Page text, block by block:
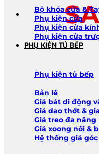
Bộ khóa cửa &
Phụ kiện cửa
Phụ kiện cửa
Phụ kiện cửa
PHỤ KIỆN TỦ BẾP
Phụ kiện tủ bếp
Bản lề
Giá bát di động
Giá dao thớt &
Giá treo đa năng
Giá xoong nồi &
Hệ thống giá góc